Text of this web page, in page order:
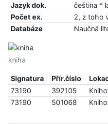
Jazyk dok.
čeština *
Počet ex.
2, z toho
Databáze
Naučná
kniha
Signatura Přír.číslo
73190
392105
73190
501068